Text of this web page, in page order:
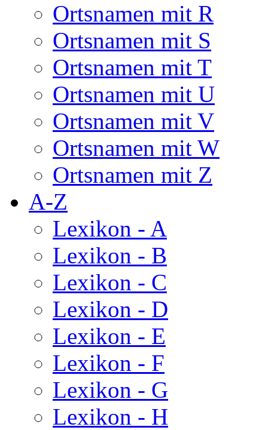
Ortsnamen mit R
Ortsnamen mit S
Ortsnamen mit T
Ortsnamen mit U
Ortsnamen mit V
Ortsnamen mit W
Ortsnamen mit Z
A-Z
Lexikon - A
Lexikon - B
Lexikon - C
Lexikon - D
Lexikon - E
Lexikon - F
Lexikon - G
Lexikon - H